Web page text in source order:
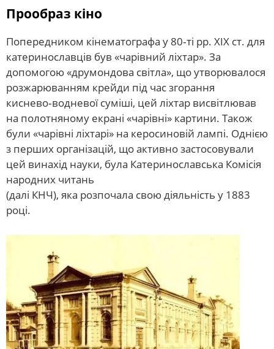
Прообраз кіно
Попередником кінематографа у 80‑ті рр. ХІХ ст. для
катеринославців був «чарівний ліхтар». За
допомогою «друмондова світла», що утворювалося
розжарюванням крейди під час згорання
киснево‑водневої суміші, цей ліхтар висвітлював
на полотняному екрані «чарівні» картини. Також
були «чарівні ліхтарі» на керосиновій лампі. Однією
з перших організацій, що активно застосовували
цей винахід науки, була Катеринославська Комісія
народних читань
(далі КНЧ), яка розпочала свою діяльність у 1883
році.